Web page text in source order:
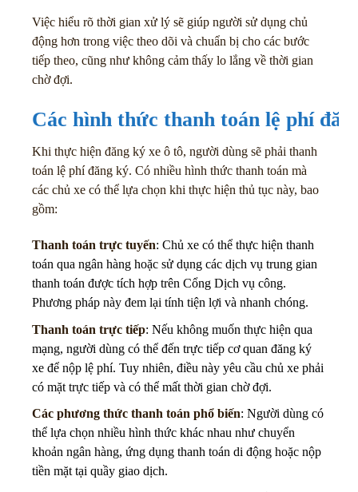
Việc hiểu rõ thời gian xử lý sẽ giúp người sử dụng chủ
động hơn trong việc theo dõi và chuẩn bị cho các bước
tiếp theo, cũng như không cảm thấy lo lắng về thời gian
chờ đợi.
Các hình thức thanh toán lệ phí
Khi thực hiện đăng ký xe ô tô, người dùng sẽ phải thanh
toán lệ phí đăng ký. Có nhiều hình thức thanh toán mà
các chủ xe có thể lựa chọn khi thực hiện thủ tục này, bao
gồm:
Thanh toán trực tuyến: Chủ xe có thể thực hiện thanh
toán qua ngân hàng hoặc sử dụng các dịch vụ trung gian
thanh toán được tích hợp trên Cổng Dịch vụ công.
Phương pháp này đem lại tính tiện lợi và nhanh chóng.
Thanh toán trực tiếp: Nếu không muốn thực hiện qua
mạng, người dùng có thể đến trực tiếp cơ quan đăng ký
xe để nộp lệ phí. Tuy nhiên, điều này yêu cầu chủ xe phải
có mặt trực tiếp và có thể mất thời gian chờ đợi.
Các phương thức thanh toán phổ biến: Người dùng có
thể lựa chọn nhiều hình thức khác nhau như chuyển
khoản ngân hàng, ứng dụng thanh toán di động hoặc nộp
tiền mặt tại quầy giao dịch.